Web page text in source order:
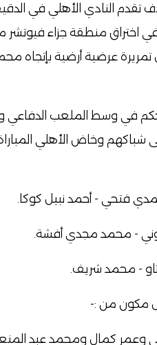
النادي الأهلي في
اختراق منطقة جزاء فيوتشر
عرضية أرضية بإتجاه
في وسط الملعب
شباكهم وخاض الأهلي
حمدي فتحي - أحمد نبيل كوكا
- محمد مجدي أفشة
تاو - محمد شريف
مكون من :-
كمال ومحمد عبد